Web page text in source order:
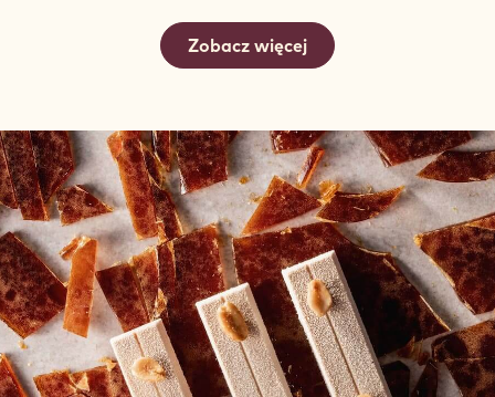
COCOA
BUTTER
-
COCOA
Zobacz więcej